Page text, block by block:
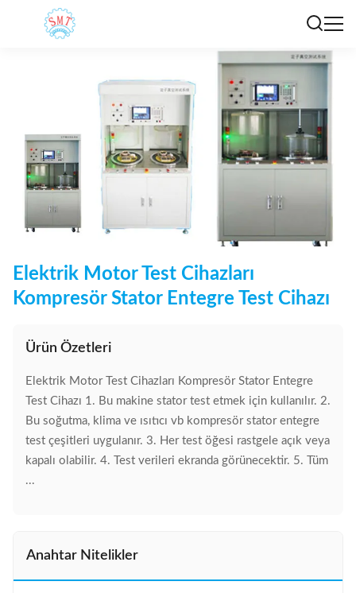
Elektrik Motor Test Cihazları
Kompresör Stator Entegre Test Cihazı
Ürün Özetleri
Elektrik Motor Test Cihazları Kompresör Stator Entegre
Test Cihazı 1. Bu makine stator test etmek için kullanılır. 2.
Bu soğutma, klima ve ısıtıcı vb kompresör stator entegre
test çeşitleri uygulanır. 3. Her test öğesi rastgele açık veya
kapalı olabilir. 4. Test verileri ekranda görünecektir. 5. Tüm
...
Anahtar Nitelikler